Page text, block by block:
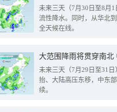
未来三天（7月30日至8月
流性降水。同时，从华北
全天候在线。
大范围降雨将贯穿南
未来三天（7月29日至31
抬、大陆高压东移，中东
续。